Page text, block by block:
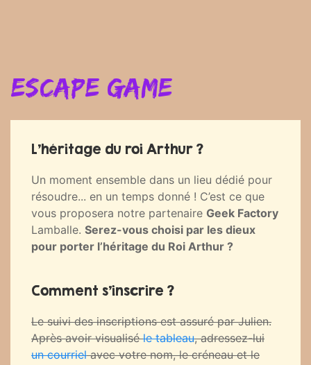
Escape Game
L’héritage du roi Arthur ?
Un moment ensemble dans un lieu dédié pour
résoudre... en un temps donné ! C’est ce que
vous proposera notre partenaire Geek Factory
Lamballe. Serez-vous choisi par les dieux
pour porter l’héritage du Roi Arthur ?
Comment s’inscrire ?
Le suivi des inscriptions est assuré par Julien.
Après avoir visualiséle tableau, adressez-lui
un courrielavec votre nom, le créneau et le